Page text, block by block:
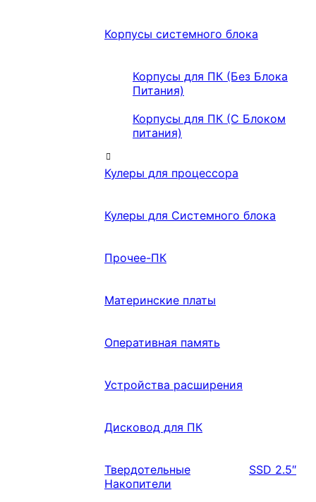
Корпусы системного блока
Корпусы для ПК (Без Блока
Питания)
Корпусы для ПК (С Блоком
питания)
Кулеры для процессора
Кулеры для Системного блока
Прочее-ПК
Материнские платы
Оперативная память
Устройства расширения
Дисковод для ПК
Твердотельные
Накопители
SSD 2.5″